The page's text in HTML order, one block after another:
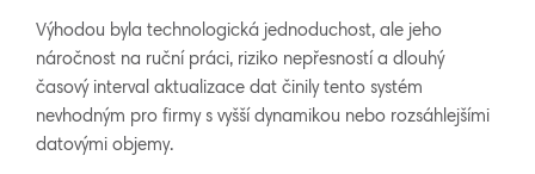
Výhodou byla technologická jednoduchost, ale jeho
náročnost na ruční práci, riziko nepřesností a dlouhý
časový interval aktualizace dat činily tento systém
nevhodným pro firmy s vyšší dynamikou nebo rozsáhlejšími
datovými objemy.